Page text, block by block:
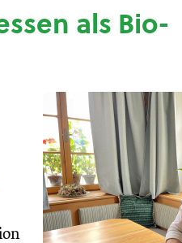
als Bio-